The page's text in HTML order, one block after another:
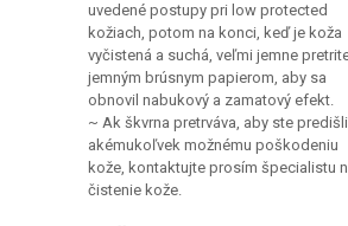
kožiach, potom na konci, keď je koža
vyčistená a suchá, veľmi jemne pretrite
jemným brúsnym papierom, aby sa
obnovil nabukový a zamatový efekt.
~ Ak škvrna pretrváva, aby ste predišli
akémukoľvek možnému poškodeniu
kože, kontaktujte prosím špecialistu na
čistenie kože.